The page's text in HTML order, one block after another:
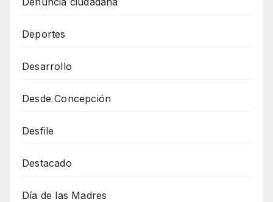
Deportes
Desarrollo
Desde Concepción
Desfile
Destacado
Día de las Madres